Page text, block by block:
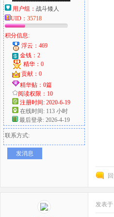
用户组： 战斗矮人
UID： 35718
积分信息:
浮云：469
金钱：2
精华：0
贡献：0
精华贴：0篇
阅读权限：10
注册时间: 2020-6-19
在线时间: 113 小时
最后登录: 2026-4-19
联系方式:
发消息
发表于